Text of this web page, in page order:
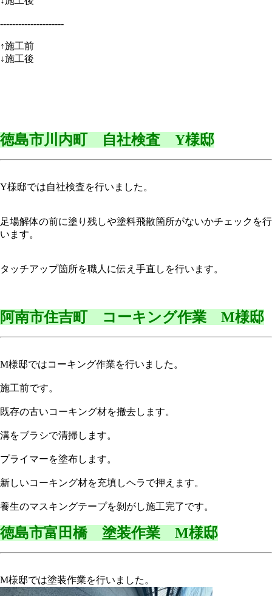
---------------------
↑施工前
↓施工後
徳島市川内町 自社検査 Y様邸
Y様邸では自社検査を行いました。
足場解体の前に塗り残しや塗料飛散箇所がないかチェックを行
います。
タッチアップ箇所を職人に伝え手直しを行います。
阿南市住吉町 コーキング作業 M様邸
M様邸ではコーキング作業を行いました。
施工前です。
既存の古いコーキング材を撤去します。
溝をブラシで清掃します。
プライマーを塗布します。
新しいコーキング材を充填しヘラで押えます。
養生のマスキングテープを剝がし施工完了です。
徳島市富田橋 塗装作業 M様邸
M様邸では塗装作業を行いました。